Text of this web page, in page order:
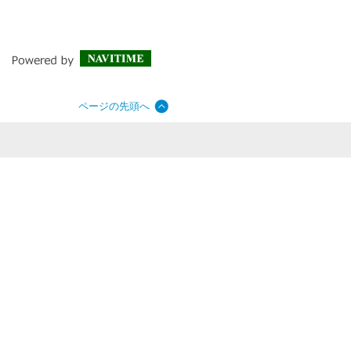
ページの先頭へ